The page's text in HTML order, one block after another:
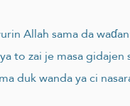
Allah sama da
to zai je masa
duk wanda ya ci